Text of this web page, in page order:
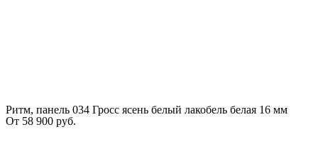
Ритм, панель 034 Гросс ясень белый лакобель белая 16 мм
От 58 900 руб.